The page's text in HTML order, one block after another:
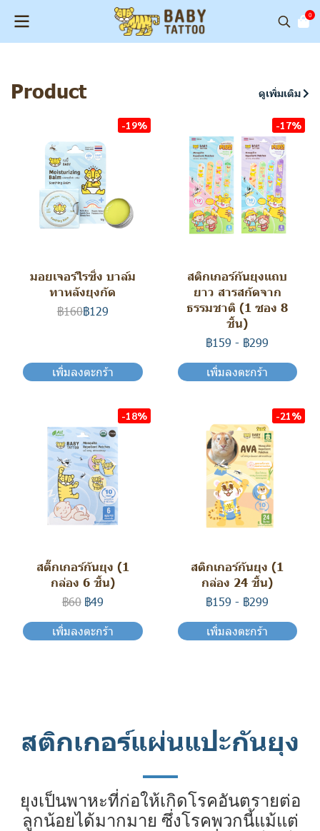
0
Product ดูเพิ่มเติม
-19%
มอยเจอร์ไรซิ่ง บาล์ม
ทาหลังยุงกัด
฿160฿129
เพิ่มลงตะกร้า
-17%
สติกเกอร์กันยุงเเถบ
ยาว สารสกัดจาก
ธรรมชาติ (1 ซอง 8
ชิ้น)
฿159 - ฿299
เพิ่มลงตะกร้า
-18%
สติ๊กเกอร์กันยุง (1
กล่อง 6 ชิ้น)
฿60 ฿49
เพิ่มลงตะกร้า
-21%
สติกเกอร์กันยุง (1
กล่อง 24 ชิ้น)
฿159 - ฿299
เพิ่มลงตะกร้า
สติกเกอร์แผ่นแปะกันยุง
ยุงเป็นพาหะที่ก่อให้เกิดโรคอันตรายต่อ
ลูกน้อยได้มากมาย ซึ่งโรคพวกนี้แม้แต่